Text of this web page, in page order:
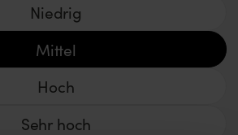
Niedrig
Mittel
Hoch
Sehr hoch